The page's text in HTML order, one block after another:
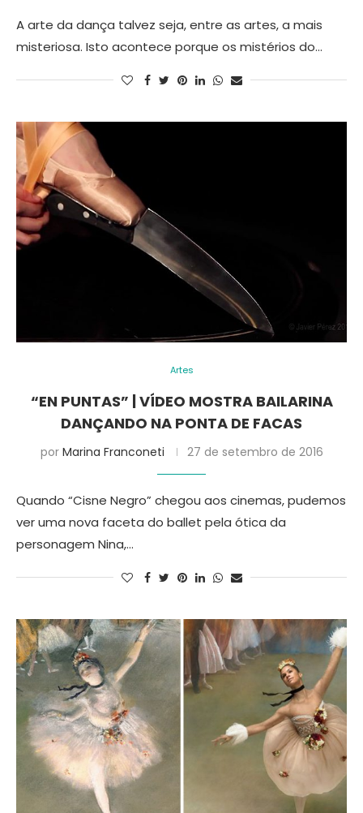
A arte da dança talvez seja, entre as artes, a mais
misteriosa. Isto acontece porque os mistérios do…
Artes
“EN PUNTAS” | VÍDEO MOSTRA BAILARINA
DANÇANDO NA PONTA DE FACAS
por Marina Franconeti 27 de setembro de 2016
Quando “Cisne Negro” chegou aos cinemas, pudemos
ver uma nova faceta do ballet pela ótica da
personagem Nina,…